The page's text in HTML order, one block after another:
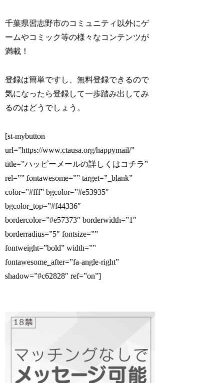
千葉県習志野市のコミュニティ以外にゲ
ームやコミック等の様々なコンテンツが
満載！
登録は簡単ですし、無料登録できるので
気になったら登録して一歩踏み出してみ
るのはどうでしょう。
[st-mybutton
url=”https://www.ctausa.org/happymail/”
title=”ハッピーメールの詳しくはコチラ”
rel=”” fontawesome=”” target=”_blank”
color=”#fff” bgcolor=”#e53935″
bgcolor_top=”#f44336″
bordercolor=”#e57373″ borderwidth=”1″
borderradius=”5″ fontsize=””
fontweight=”bold” width=””
fontawesome_after=”fa-angle-right”
shadow=”#c62828″ ref=”on”]